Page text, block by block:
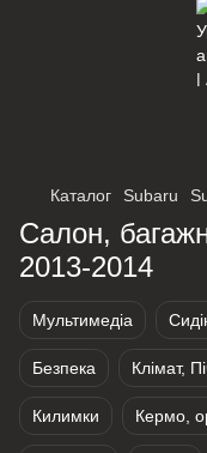
Оберіть мережу для
Каталог Subaru
Салон,
2013-2014
Мультимедіа
Безпека Клімат,
Килимки Кермо,